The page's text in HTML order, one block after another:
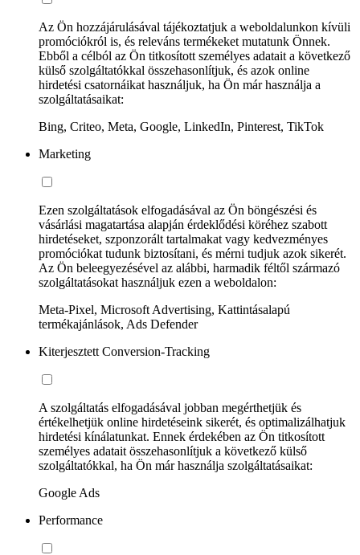
Az Ön hozzájárulásával tájékoztatjuk a weboldalunkon kívüli
promóciókról is, és releváns termékeket mutatunk Önnek.
Ebből a célból az Ön titkosított személyes adatait a következő
külső szolgáltatókkal összehasonlítjuk, és azok online
hirdetési csatornáikat használjuk, ha Ön már használja a
szolgáltatásaikat:
Bing, Criteo, Meta, Google, LinkedIn, Pinterest, TikTok
Marketing
Ezen szolgáltatások elfogadásával az Ön böngészési és
vásárlási magatartása alapján érdeklődési köréhez szabott
hirdetéseket, szponzorált tartalmakat vagy kedvezményes
promóciókat tudunk biztosítani, és mérni tudjuk azok sikerét.
Az Ön beleegyezésével az alábbi, harmadik féltől származó
szolgáltatásokat használjuk ezen a weboldalon:
Meta-Pixel, Microsoft Advertising, Kattintásalapú
termékajánlások, Ads Defender
Kiterjesztett Conversion-Tracking
A szolgáltatás elfogadásával jobban megérthetjük és
értékelhetjük online hirdetéseink sikerét, és optimalizálhatjuk
hirdetési kínálatunkat. Ennek érdekében az Ön titkosított
személyes adatait összehasonlítjuk a következő külső
szolgáltatókkal, ha Ön már használja szolgáltatásaikat:
Google Ads
Performance